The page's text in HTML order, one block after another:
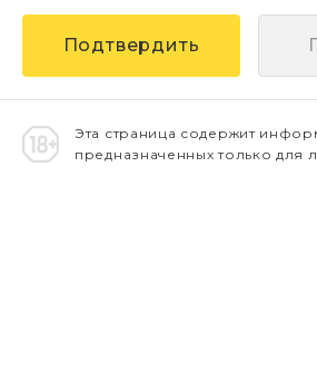
Эта страница содержит
предназначенных только для